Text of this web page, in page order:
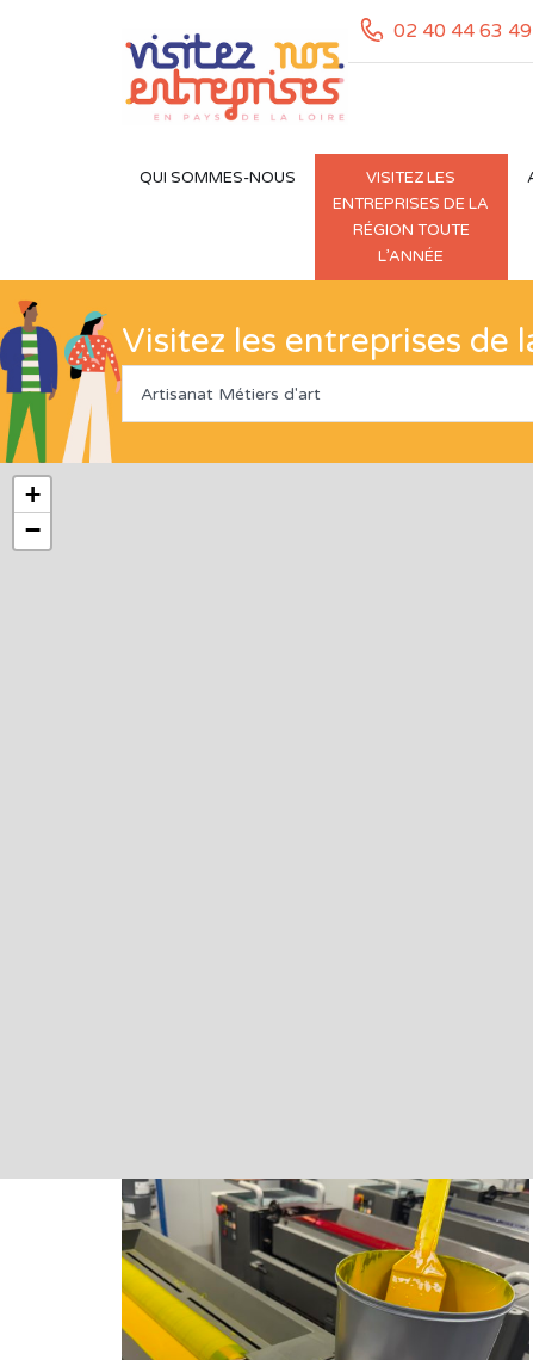
02 40 44 63 49
QUI SOMMES-NOUS
VISITEZ LES
ENTREPRISES DE LA
RÉGION TOUTE
L’ANNÉE
Visitez les entreprises de
Artisanat Métiers d'art
+
−